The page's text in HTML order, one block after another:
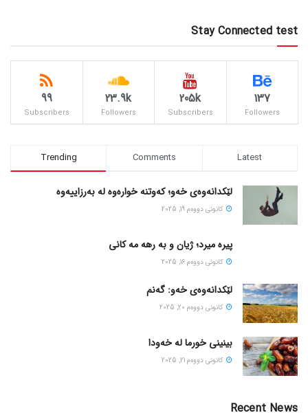
Stay Connected test
137
Followers
205k
Subscribers
23.9k
Followers
99
Subscribers
Trending Comments Latest
لێکدانەوەی خەو؛ کەوتنە خوارەوە لە بەرزاییەوە
كانونی دووه‌م 19, 2025
پیره میرد؛ ژیان و به رهه مه کانی
كانونی دووه‌م 16, 2025
لێکدانەوەی خەو: گەنم
كانونی دووه‌م 20, 2025
بینینی خورما لە خەودا
كانونی دووه‌م 21, 2025
Recent News